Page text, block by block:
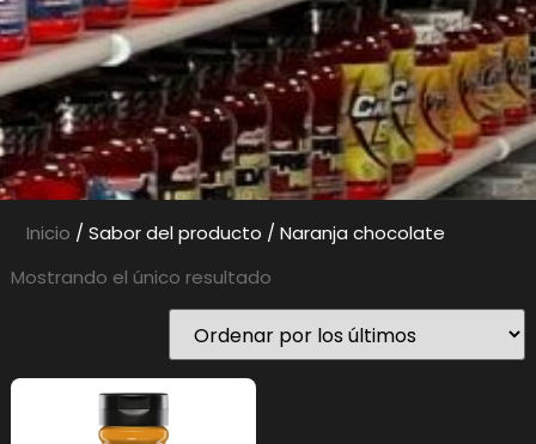
Inicio / Sabor del producto / Naranja chocolate
Mostrando el único resultado